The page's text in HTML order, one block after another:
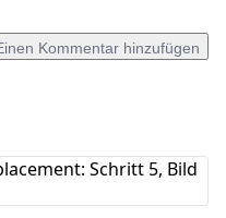
Kommentar hinzufügen